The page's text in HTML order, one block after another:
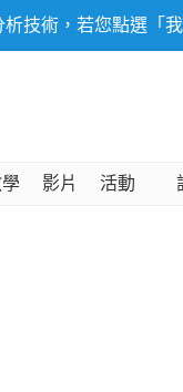
技術，若您點選「
影片 活動